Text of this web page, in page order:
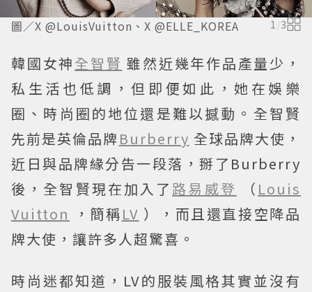
圖／X @LouisVuitton、X @ELLE_KOREA 1/3
韓國女神全智賢 雖然近幾年作品產量少，
私生活也低調，但即便如此，她在娛樂
圈、時尚圈的地位還是難以撼動。全智賢
先前是英倫品牌Burberry 全球品牌大使，
近日與品牌緣分告一段落，掰了Burberry
後，全智賢現在加入了 路易威登 （ Louis
Vuitton
，簡稱LV ），而且還直接空降品
牌大使，讓許多人超驚喜。
時尚迷都知道，LV的服裝風格其實並沒有